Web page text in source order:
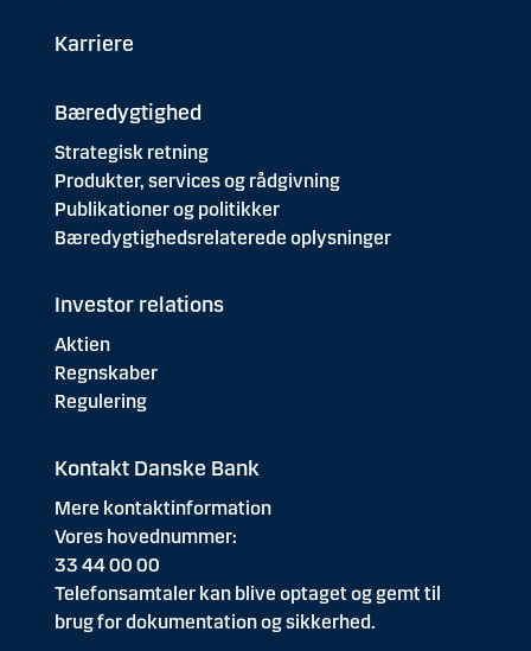
Karriere
Bæredygtighed
Strategisk retning
Produkter, services og rådgivning
Publikationer og politikker
Bæredygtighedsrelaterede oplysninger
Investor relations
Aktien
Regnskaber
Regulering
Kontakt Danske Bank
Mere kontaktinformation
Vores hovednummer:
33 44 00 00
Telefonsamtaler kan blive optaget og gemt til
brug for dokumentation og sikkerhed.